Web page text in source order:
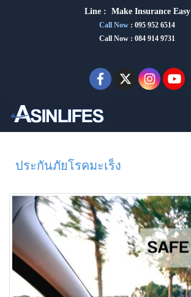
Line : Make Insurance Easy
Call Now : 095 952 6514
Call Now : 084 914 9731
ประกันภัยโรคมะเร็ง